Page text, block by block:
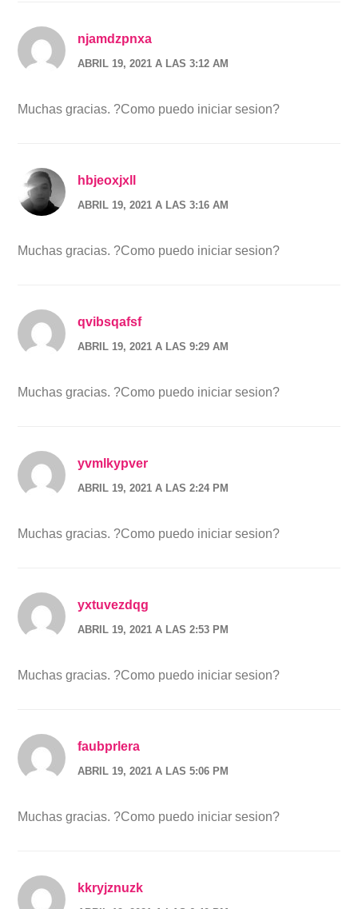
njamdzpnxa
ABRIL 19, 2021 A LAS 3:12 AM
Muchas gracias. ?Como puedo iniciar sesion?
hbjeoxjxll
ABRIL 19, 2021 A LAS 3:16 AM
Muchas gracias. ?Como puedo iniciar sesion?
qvibsqafsf
ABRIL 19, 2021 A LAS 9:29 AM
Muchas gracias. ?Como puedo iniciar sesion?
yvmlkypver
ABRIL 19, 2021 A LAS 2:24 PM
Muchas gracias. ?Como puedo iniciar sesion?
yxtuvezdqg
ABRIL 19, 2021 A LAS 2:53 PM
Muchas gracias. ?Como puedo iniciar sesion?
faubprlera
ABRIL 19, 2021 A LAS 5:06 PM
Muchas gracias. ?Como puedo iniciar sesion?
kkryjznuzk